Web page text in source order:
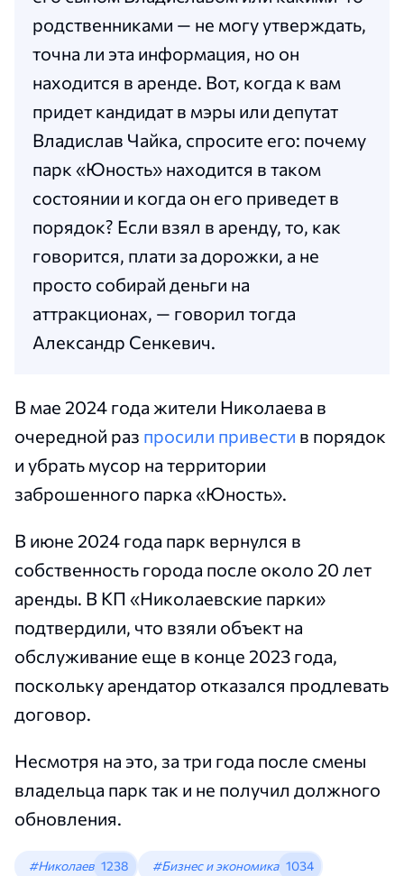
родственниками — не могу утверждать,
точна ли эта информация, но он
находится в аренде. Вот, когда к вам
придет кандидат в мэры или депутат
Владислав Чайка, спросите его: почему
парк «Юность» находится в таком
состоянии и когда он его приведет в
порядок? Если взял в аренду, то, как
говорится, плати за дорожки, а не
просто собирай деньги на
аттракционах, — говорил тогда
Александр Сенкевич.
В мае 2024 года жители Николаева в
очередной раз просили привести в порядок
и убрать мусор на территории
заброшенного парка «Юность».
В июне 2024 года парк вернулся в
собственность города после около 20 лет
аренды. В КП «Николаевские парки»
подтвердили, что взяли объект на
обслуживание еще в конце 2023 года,
поскольку арендатор отказался продлевать
договор.
Несмотря на это, за три года после смены
владельца парк так и не получил должного
обновления.
#Николаев 1238 #Бизнес и экономика 1034